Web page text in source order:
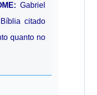
Gabriel
citado
quanto no